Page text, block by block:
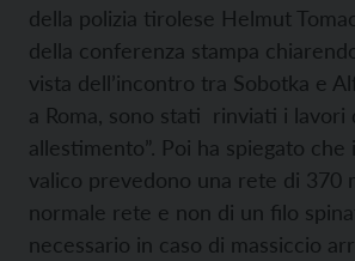
della polizia tirolese Helmut
della conferenza stampa
vista dell’incontro tra Sobotka e
a Roma, sono stati rinviati i lavori
allestimento”. Poi ha spiegato
valico prevedono una rete di 370
normale rete e non di un filo
necessario in caso di massiccio